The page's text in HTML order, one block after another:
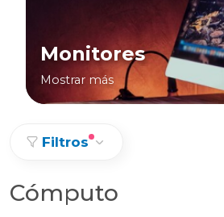
Monitores
Mostrar más
Filtros
Cómputo